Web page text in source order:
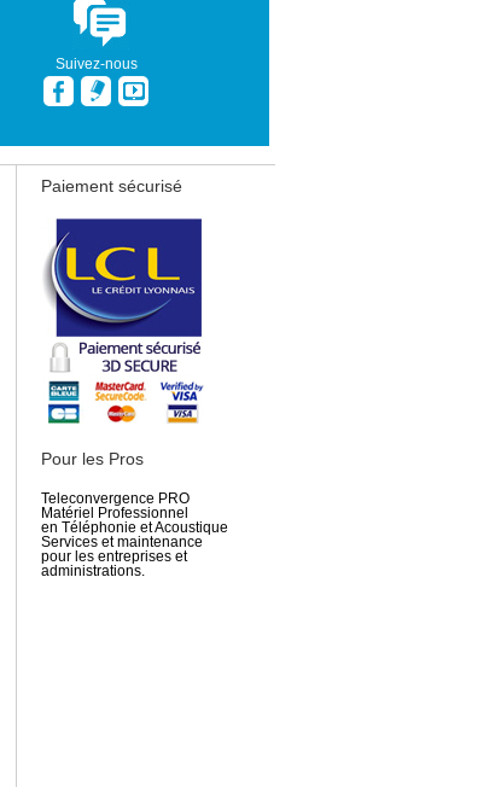
Suivez-nous
Paiement sécurisé
Pour les Pros
Teleconvergence PRO
Matériel Professionnel
en Téléphonie et Acoustique
Services et maintenance
pour les entreprises et
administrations.